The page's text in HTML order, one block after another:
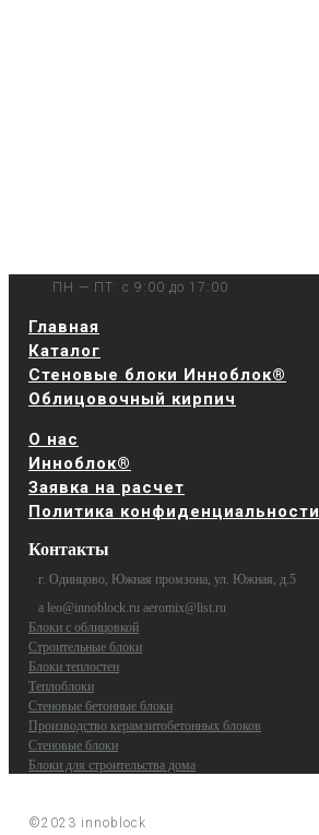
ПН — ПТ: с 9:00 до 17:00
Главная
Каталог
Стеновые блоки Инноблок®
Облицовочный кирпич
О нас
Инноблок®
Заявка на расчет
Политика конфиденциальности
Контакты
г. Одинцово, Южная промзона, ул. Южная, д.5
a leo@innoblock.ru aeromix@list.ru
Блоки с облицовкой
Строительные блоки
Блоки теплостен
Теплоблоки
Стеновые бетонные блоки
Производство керамзитобетонных блоков
Стеновые блоки
Блоки для строительства дома
©2023 innoblock